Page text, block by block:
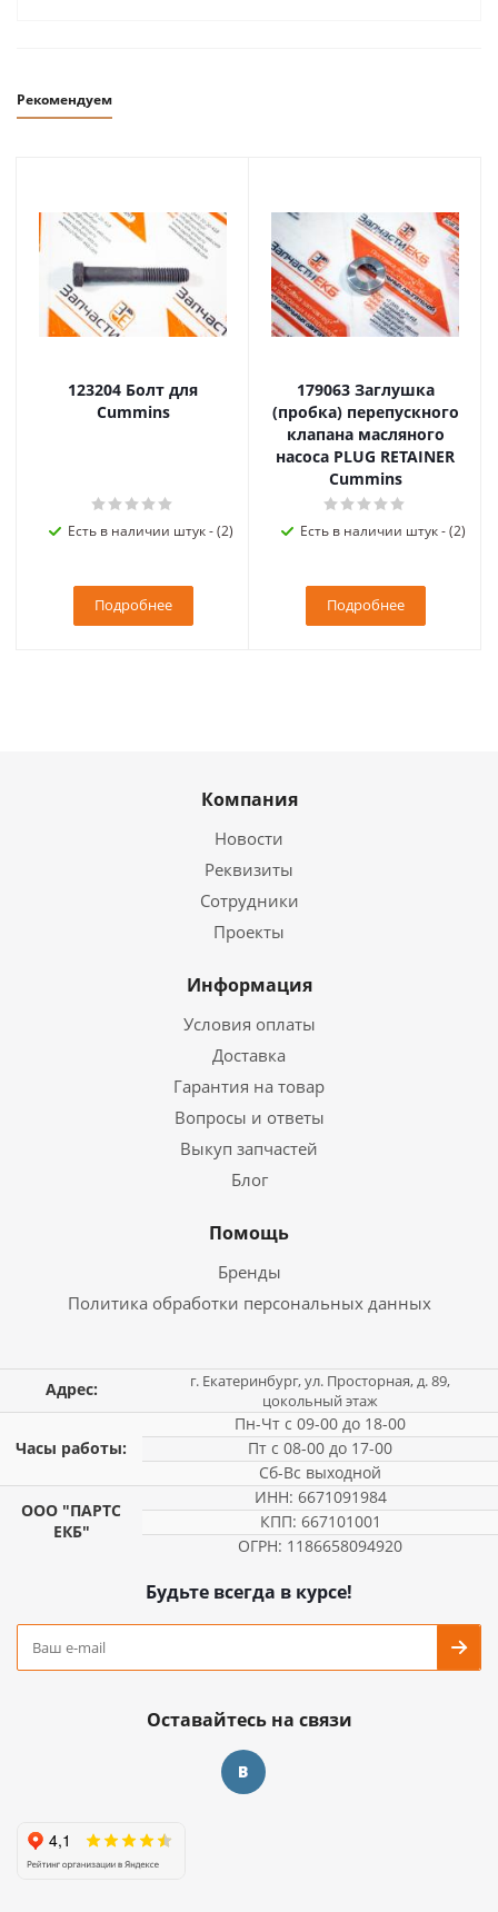
Рекомендуем
123204 Болт для
Cummins
Есть в наличии штук - (2)
Подробнее
179063 Заглушка
(пробка) перепускного
клапана масляного
насоса PLUG RETAINER
Cummins
Есть в наличии штук - (2)
Подробнее
Компания
Новости
Реквизиты
Сотрудники
Проекты
Информация
Условия оплаты
Доставка
Гарантия на товар
Вопросы и ответы
Выкуп запчастей
Блог
Помощь
Бренды
Политика обработки персональных данных
Адрес:
г. Екатеринбург, ул. Просторная, д. 89,
цокольный этаж
Часы работы:
Пн-Чт с 09-00 до 18-00
Пт с 08-00 до 17-00
Сб-Вс выходной
ООО "ПАРТС
ЕКБ"
ИНН: 6671091984
КПП: 667101001
ОГРН: 1186658094920
Будьте всегда в курсе!
Оставайтесь на связи